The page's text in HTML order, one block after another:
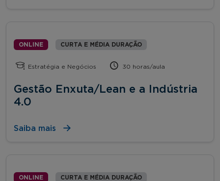
ONLINE CURTA E MÉDIA DURAÇÃO
Estratégia e Negócios 30 horas/aula
Gestão Enxuta/Lean e a Indústria
4.0
Saiba mais
ONLINE CURTA E MÉDIA DURAÇÃO